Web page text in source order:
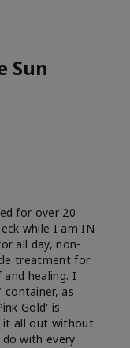
Sun
for over 20
while I am IN
all day, non-
treatment for
healing. I
as
Gold' is
it all out without
with every